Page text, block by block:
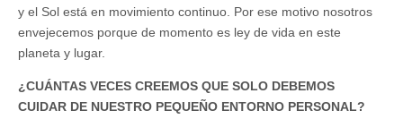
y el Sol está en movimiento continuo. Por ese motivo nosotros
envejecemos porque de momento es ley de vida en este
planeta y lugar.
¿CUÁNTAS VECES CREEMOS QUE SOLO DEBEMOS
CUIDAR DE NUESTRO PEQUEÑO ENTORNO PERSONAL?